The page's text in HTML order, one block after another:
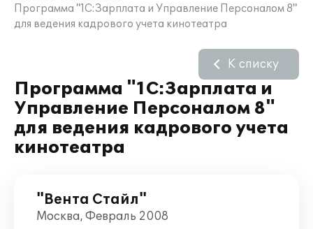
Программа "1С:Зарплата и Управление Персоналом 8"
для ведения кадрового учета кинотеатра
Программа "1С:Зарплата и
Управление Персоналом 8"
для ведения кадрового учета
кинотеатра
К списку
"Вента Стайл"
Москва, Февраль 2008